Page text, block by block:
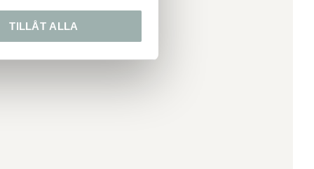
TILLÅT ALLA